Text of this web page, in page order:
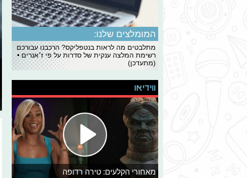
המומלצים שלנו:
מתלבטים מה לראות בנטפליקס? הרכבנו עבורכם
רשימת המלצה ענקית של סדרות על פי ז׳אנרים •
(מתעדכן)
ווידיאו
מאחורי הקלעים: טירה רדופה